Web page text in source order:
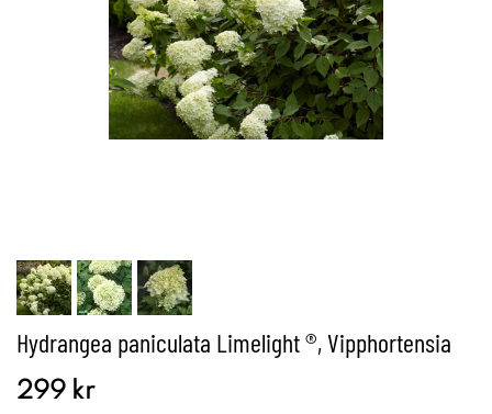
Hydrangea paniculata Limelight ®, Vipphortensia
299 kr